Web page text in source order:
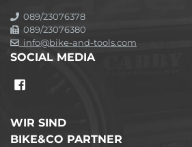
089/23076378
089/23076380
info@bike-and-tools.com
SOCIAL MEDIA
WIR SIND
BIKE&CO PARTNER